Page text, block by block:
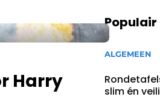
Harry
Populair
ALGEMEEN
slim én